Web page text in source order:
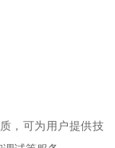
，可为用户提供技